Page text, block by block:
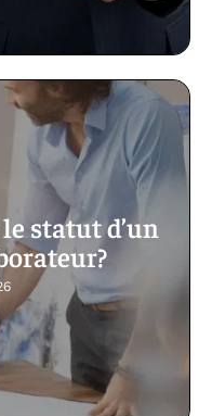
statut d’un